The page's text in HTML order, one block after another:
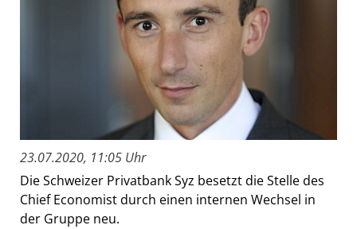
23.07.2020, 11:05 Uhr
Die Schweizer Privatbank Syz besetzt die Stelle des
Chief Economist durch einen internen Wechsel in
der Gruppe neu.